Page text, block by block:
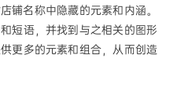
铺名称中隐藏的元素和内涵。
短语，并找到与之相关的图形
更多的元素和组合，从而创造